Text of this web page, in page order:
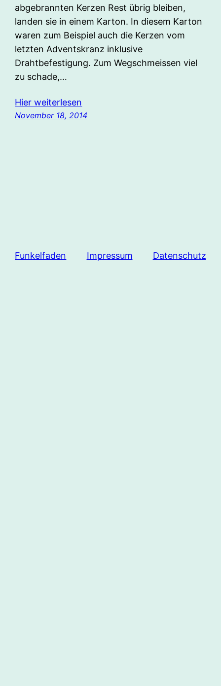
abgebrannten Kerzen Rest übrig bleiben,
landen sie in einem Karton. In diesem Karton
waren zum Beispiel auch die Kerzen vom
letzten Adventskranz inklusive
Drahtbefestigung. Zum Wegschmeissen viel
zu schade,…
Hier weiterlesen
November 18, 2014
Funkelfaden Impressum Datenschutz